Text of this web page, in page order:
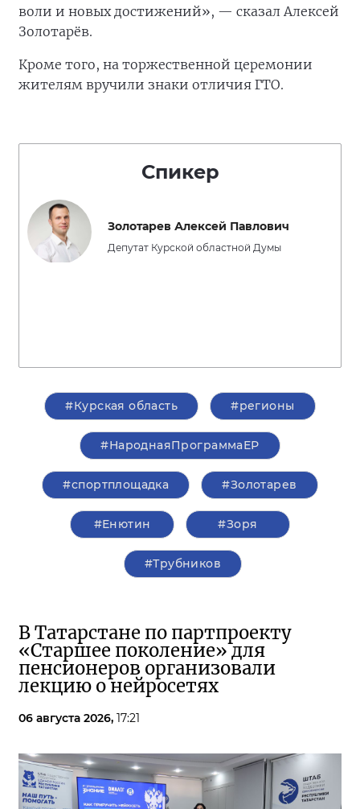
воли и новых достижений», — сказал Алексей
Золотарёв.
Кроме того, на торжественной церемонии
жителям вручили знаки отличия ГТО.
Спикер
Золотарев Алексей Павлович
Депутат Курской областной Думы
#Курская область #регионы
#НароднаяПрограммаЕР
#спортплощадка #Золотарев
#Енютин #Зоря
#Трубников
В Татарстане по партпроекту
«Старшее поколение» для
пенсионеров организовали
лекцию о нейросетях
06 августа 2026, 17:21